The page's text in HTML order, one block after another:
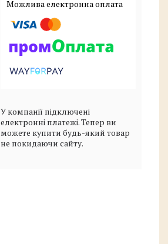
У компанії підключені
електронні платежі. Тепер ви
можете купити будь-який товар
не покидаючи сайту.